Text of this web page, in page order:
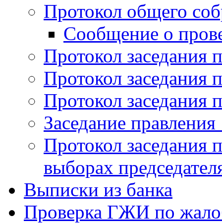
Протокол общего
Сообщение о
Протокол заседания
Протокол заседания
Протокол заседания
Заседание
Протокол заседания
выборах
Выписки из банка
Проверка ГЖИ по